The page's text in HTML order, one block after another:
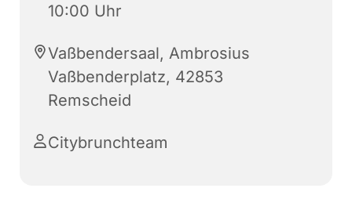
10:00 Uhr
Vaßbendersaal, Ambrosius
Vaßbenderplatz, 42853
Remscheid
Citybrunchteam